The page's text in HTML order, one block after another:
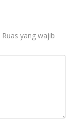
Ruas yang wajib